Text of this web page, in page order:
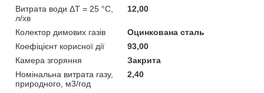
Витрата води ΔT = 25 °C,
л/хв
12,00
Колектор димових газів
Оцинкована сталь
Коефіцієнт корисної дії
93,00
Камера згоряння
Закрита
Номінальна витрата газу,
природного, м3/год
2,40